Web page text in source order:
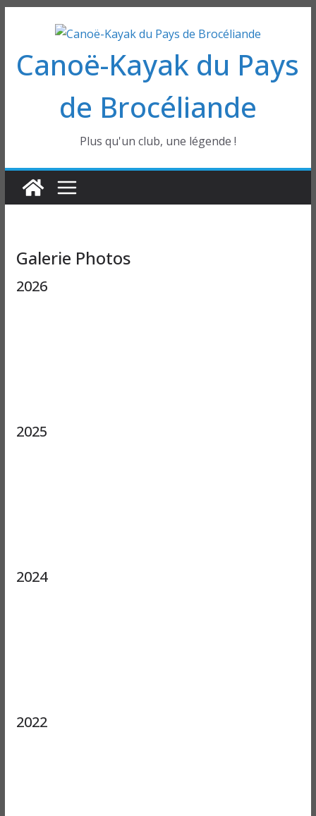
contenu
Canoë-Kayak du Pays
de Brocéliande
Plus qu'un club, une légende !
Galerie Photos
2026
2025
2024
2022